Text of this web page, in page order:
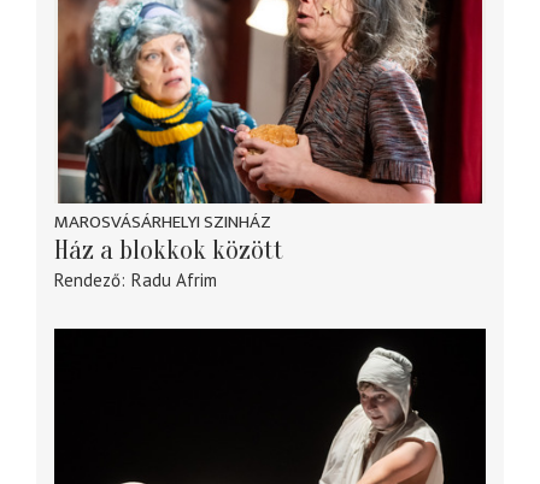
MAROSVÁSÁRHELYI SZINHÁZ
Ház a blokkok között
Rendező Radu Afrim